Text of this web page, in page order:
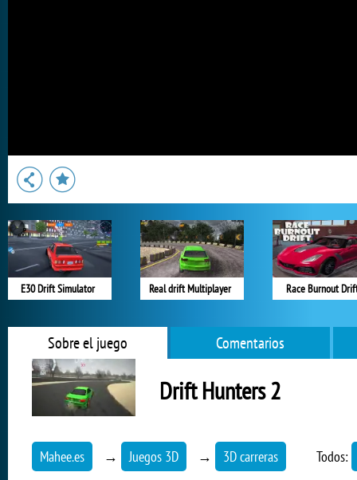
E30 Drift Simulator Real drift Multiplayer Race Burnout
Sobre el juego Comentarios
Drift Hunters 2
Mahee.es → Juegos 3D → 3D carreras Todos: